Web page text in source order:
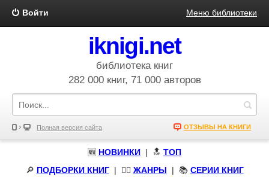
Войти Меню библиотеки
iknigi.net
библиотека книг
282 000 книг, 71 000 авторов
Полная версия сайта ОТЗЫВЫ НА КНИГИ
🆕 НОВИНКИ | 🔝 ТОП
🔎 ПОДБОРКИ КНИГ| 🧝‍♀️ ЖАНРЫ | 📚 СЕРИИ КНИГ